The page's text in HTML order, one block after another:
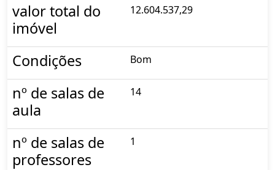
valor total do
imóvel
12.604.537,29
Condições Bom
nº de salas de
aula
14
nº de salas de
professores
1